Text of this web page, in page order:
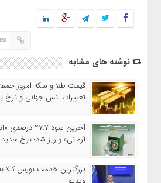
نوشته های مشابه
تغییرات انس جهانی و نرخ
آخرین سود
آرمانی» واریز شد؛ نرخ جدید ۲۹.۱ درصد
بزرگترین خدمت بورس کالا